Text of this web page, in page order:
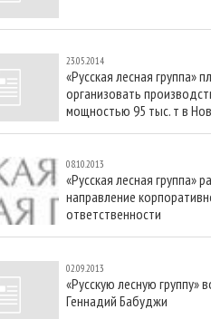
23.05.2014
«Русская лесная группа»
организовать
мощностью 95 тыс. т в
08.10.2013
«Русская лесная группа»
направление
ответственности
02.09.2013
«Русскую лесную группу»
Геннадий Бабуджи